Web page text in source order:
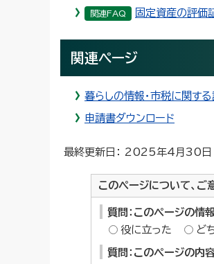
関連FAQ 固定資産の評価
関連ページ
暮らしの情報・市税に関す
申請書ダウンロード
最終更新日： 2025年4月30日
このページについて、ご
質問：このページの情
役に立った
ど
質問：このページの内